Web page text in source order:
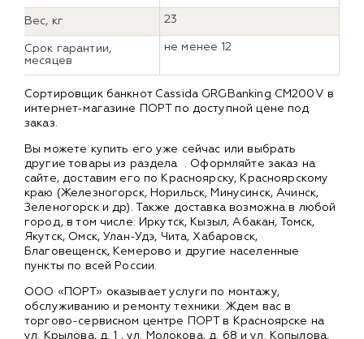
Вес, кг 23
Срок гарантии,
месяцев
не менее 12
Сортировщик банкнот Cassida GRGBanking CM200V в
интернет-магазине ПОРТ по доступной цене под
заказ.
Вы можете купить его уже сейчас или выбрать
другие товары из раздела . Оформляйте заказ на
сайте, доставим его по Красноярску, Красноярскому
краю (Железногорск, Норильск, Минусинск, Ачинск,
Зеленогорск и др). Также доставка возможна в любой
город, в том числе: Иркутск, Кызыл, Абакан, Томск,
Якутск, Омск, Улан-Удэ, Чита, Хабаровск,
Благовещенск, Кемерово и другие населенные
пункты по всей России.
ООО «ПОРТ» оказывает услуги по монтажу,
обслуживанию и ремонту техники. Ждем вас в
торгово-сервисном центре ПОРТ в Красноярске на
ул. Крылова, д. 1 , ул. Молокова, д. 68 и ул. Копылова,